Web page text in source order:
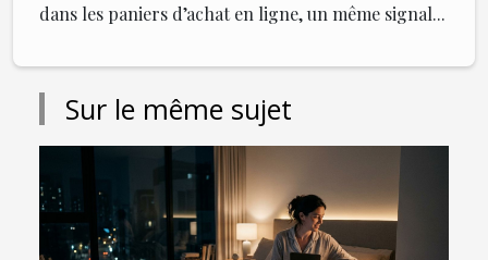
dans les paniers d’achat en ligne, un même signal...
Sur le même sujet